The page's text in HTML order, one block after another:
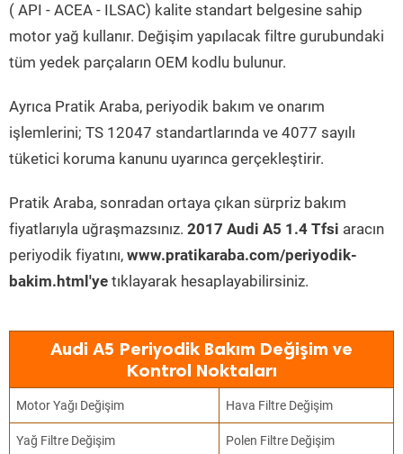
( API - ACEA - ILSAC) kalite standart belgesine sahip
motor yağ kullanır. Değişim yapılacak filtre gurubundaki
tüm yedek parçaların OEM kodlu bulunur.
Ayrıca Pratik Araba, periyodik bakım ve onarım
işlemlerini; TS 12047 standartlarında ve 4077 sayılı
tüketici koruma kanunu uyarınca gerçekleştirir.
Pratik Araba, sonradan ortaya çıkan sürpriz bakım
fiyatlarıyla uğraşmazsınız. 2017 Audi A5 1.4 Tfsi aracın
periyodik fiyatını, www.pratikaraba.com/periyodik-
bakim.html'ye tıklayarak hesaplayabilirsiniz.
Audi A5 Periyodik Bakım Değişim ve
Kontrol Noktaları
Motor Yağı Değişim Hava Filtre Değişim
Yağ Filtre Değişim Polen Filtre Değişim